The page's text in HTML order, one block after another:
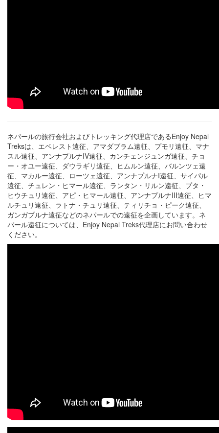
ネパールの旅行会社およびトレッキング代理店であるEnjoy Nepal
Treksは、エベレスト遠征、アマダブラム遠征、プモリ遠征、マナ
スル遠征、アンナプルナIV遠征、カンチェンジュンガ遠征、チョ
ー・オユー遠征、ダウラギリ遠征、ヒムルン遠征、バルンツェ遠
征、マカルー遠征、ローツェ遠征、アンナプルナI遠征、サイパル
遠征、チュレン・ヒマール遠征、ランタン・リルン遠征、プタ・
ヒウチュリ遠征、アピ・ヒマール遠征、アンナプルナIII遠征、ヒマ
ルチュリ遠征、ラトナ・チュリ遠征、ティリチョ・ピーク遠征、
ガンガプルナ遠征などのネパールでの遠征を企画しています。ネ
パール遠征については、Enjoy Nepal Treks代理店にお問い合わせ
ください。